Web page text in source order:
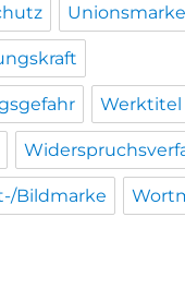
Unionsmarke
Werktitel
Bildmarke